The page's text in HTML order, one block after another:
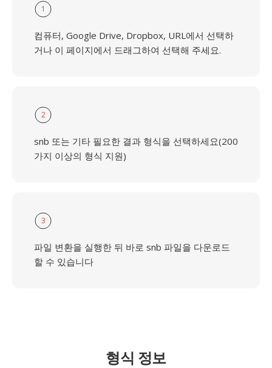
1
컴퓨터, Google Drive, Dropbox, URL에서 선택하
거나 이 페이지에서 드래그하여 선택해 주세요.
2
snb 또는 기타 필요한 결과 형식을 선택하세요(200
가지 이상의 형식 지원)
3
파일 변환을 실행한 뒤 바로 snb 파일을 다운로드
할 수 있습니다
형식 정보